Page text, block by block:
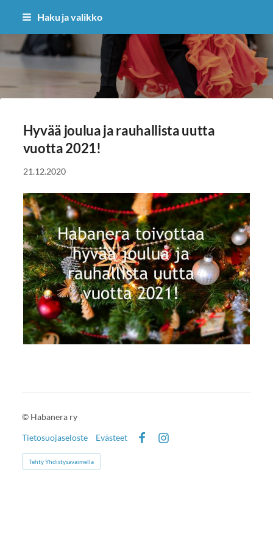
Siirry
sisältöön
Haku ja valikko
Habanera ry
Hyvää joulua ja rauhallista uutta
vuotta 2021!
21.12.2020
© Habanera ry
Tietosuojaseloste
Evästeet
Tehty Yhdistysavaimella